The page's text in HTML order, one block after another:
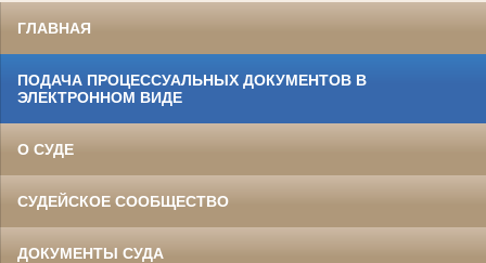
ГЛАВНАЯ
ПОДАЧА ПРОЦЕССУАЛЬНЫХ ДОКУМЕНТОВ В
ЭЛЕКТРОННОМ ВИДЕ
О СУДЕ
СУДЕЙСКОЕ СООБЩЕСТВО
ДОКУМЕНТЫ СУДА